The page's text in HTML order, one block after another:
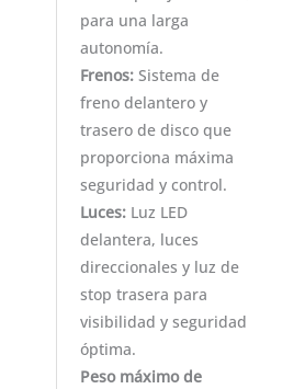
para una larga
autonomía.
Frenos:Sistema de
freno delantero y
trasero de disco que
proporciona máxima
seguridad y control.
Luces:Luz LED
delantera, luces
direccionales y luz de
stop trasera para
visibilidad y seguridad
óptima.
Peso máximo de